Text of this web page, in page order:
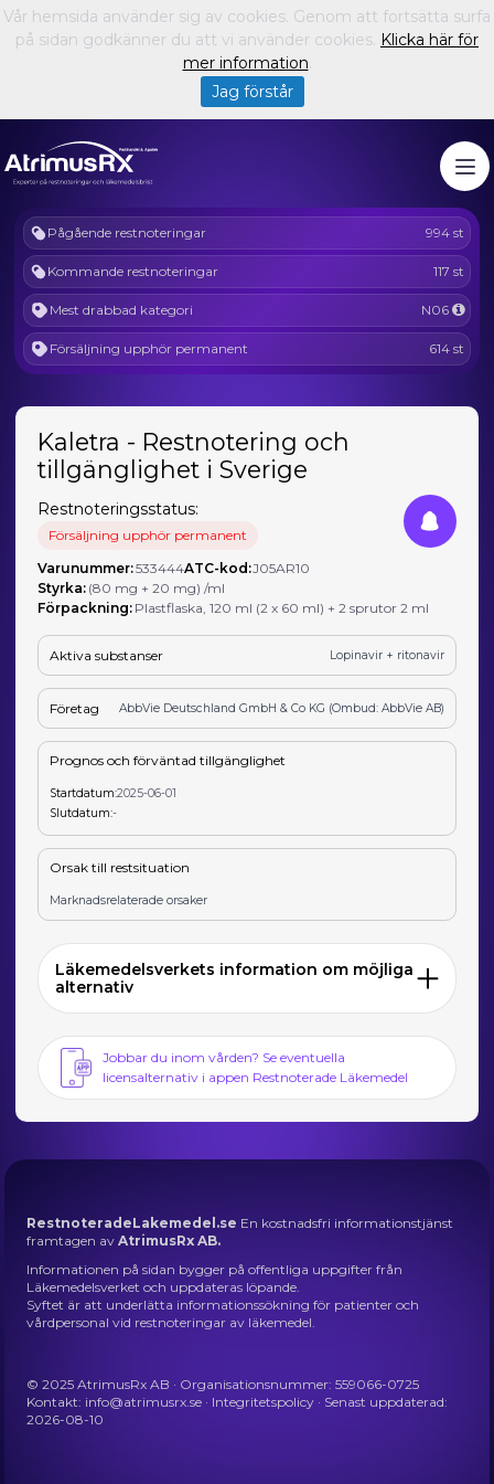
Pågående restnoteringar 994 st
Kommande restnoteringar 117 st
Mest drabbad kategori N06
Försäljning upphör permanent 614 st
Kaletra - Restnotering och
tillgänglighet i Sverige
Restnoteringsstatus:
Försäljning upphör permanent
Varunummer:533444ATC-kod:J05AR10
Styrka: (80 mg + 20 mg) /ml
Förpackning: Plastflaska, 120 ml (2 x 60 ml) + 2 sprutor 2 ml
Aktiva substanser Lopinavir + ritonavir
Företag AbbVie Deutschland GmbH & Co KG (Ombud: AbbVie AB)
Prognos och förväntad tillgänglighet
Startdatum:2025-06-01
Slutdatum:-
Orsak till restsituation
Marknadsrelaterade orsaker
Läkemedelsverkets information om möjliga
alternativ
Jobbar du inom vården? Se eventuella
licensalternativ i appen Restnoterade Läkemedel
RestnoteradeLakemedel.se En kostnadsfri informationstjänst
framtagen avAtrimusRx AB.
Informationen på sidan bygger på offentliga uppgifter från
Läkemedelsverket och uppdateras löpande.
Syftet är att underlätta informationssökning för patienter och
vårdpersonal vid restnoteringar av läkemedel.
© 2025 AtrimusRx AB · Organisationsnummer: 559066-0725
Kontakt: info@atrimusrx.se · Integritetspolicy · Senast uppdaterad:
2026-08-10
Vår hemsida använder sig av cookies. Genom att fortsätta surfa
på sidan godkänner du att vi använder cookies. Klicka här för
mer information.
Jag förstår